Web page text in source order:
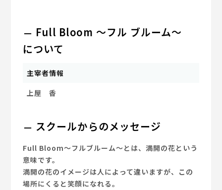
Full Bloom ～フル ブルーム～
について
主宰者情報
上屋 香
スクールからのメッセージ
Full Bloom～フルブルーム～とは、満開の花という
意味です。
満開の花のイメージは人によって違いますが、この
場所にくると笑顔になれる。